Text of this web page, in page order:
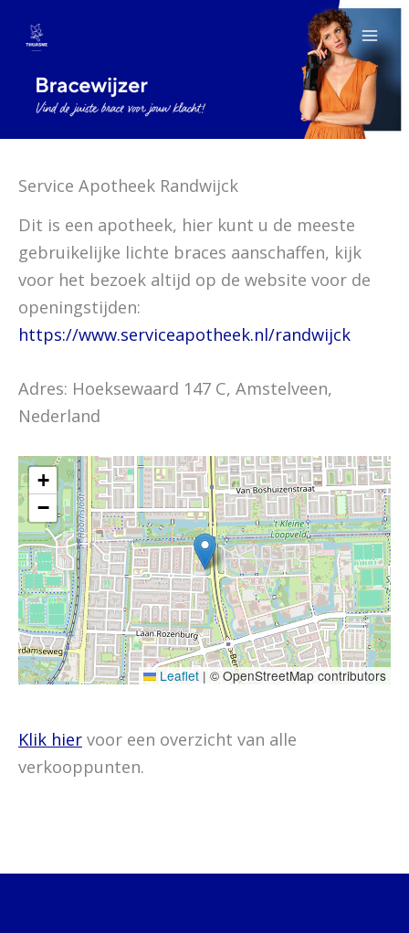
naar
inhoud
Service Apotheek Randwijck
Dit is een apotheek, hier kunt u de meeste
gebruikelijke lichte braces aanschaffen, kijk
voor het bezoek altijd op de website voor de
openingstijden:
https://www.serviceapotheek.nl/randwijck
Adres: Hoeksewaard 147 C, Amstelveen,
Nederland
+
−
Leaflet | © OpenStreetMap contributors
Klik hier voor een overzicht van alle
verkooppunten.